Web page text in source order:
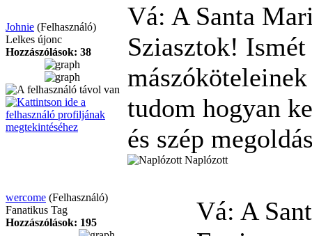
Johnie (Felhasználó)
Lelkes újonc
Hozzászólások: 38
Vá: A Santa
Sziasztok!
tudom hogyan
és szép
Naplózott
wercome (Felhasználó)
Fanatikus Tag
Hozzászólások: 195
Vá: A